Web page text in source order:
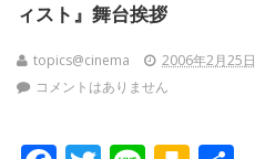
ィスト』舞台挨拶
topics@cinema 2006年2月25日
コメントはありません